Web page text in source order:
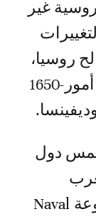
غير
روسيا،
مما يعني أن خيار توريد غواصات أمور-1650
دول
بغواصتين، بينها روسيا، بعد مجموعة Naval